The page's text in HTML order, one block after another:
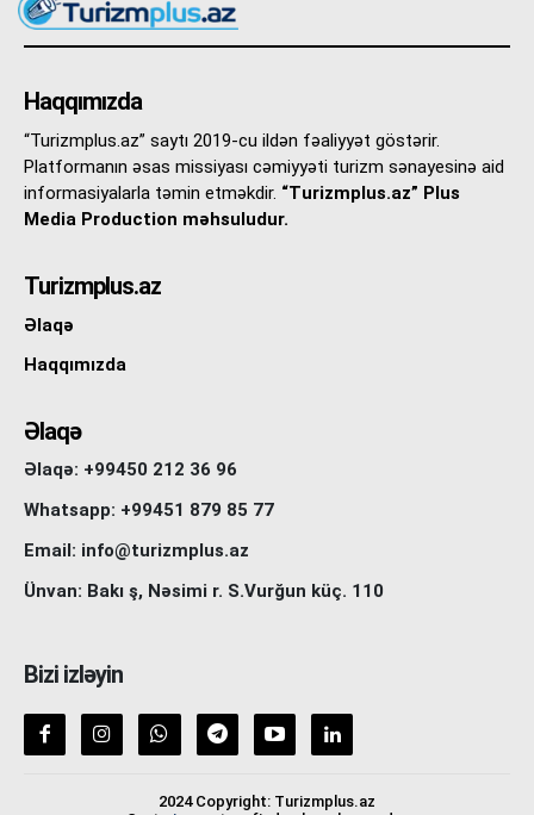
Haqqımızda
“Turizmplus.az” saytı 2019-cu ildən fəaliyyət göstərir.
Platformanın əsas missiyası cəmiyyəti turizm sənayesinə aid
informasiyalarla təmin etməkdir. “Turizmplus.az” Plus
Media Production məhsuludur.
Turizmplus.az
Əlaqə
Haqqımızda
Əlaqə
Əlaqə: +99450 212 36 96
Whatsapp: +99451 879 85 77
Email: info@turizmplus.az
Ünvan: Bakı ş, Nəsimi r. S.Vurğun küç. 110
Bizi izləyin
2024 Copyright: Turizmplus.az